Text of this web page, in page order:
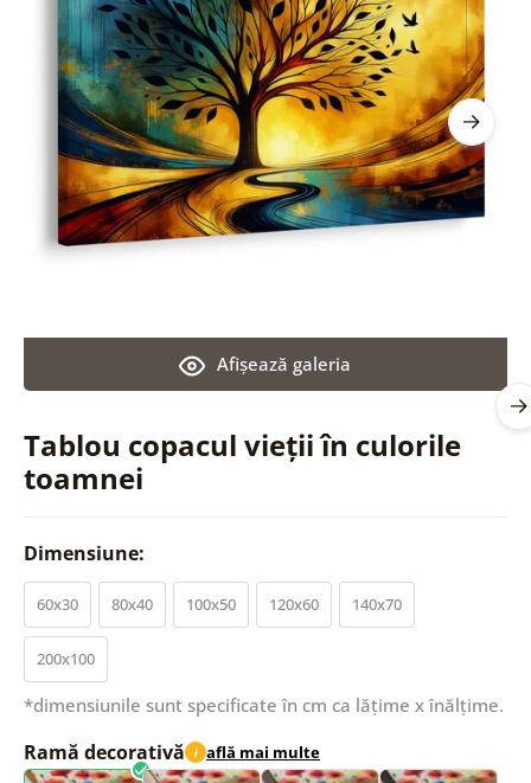
Tablou copacul vieții în culorile
toamnei
Afişează galeria
Dimensiune:
60x30 80x40 100x50 120x60 140x70
200x100
*dimensiunile sunt specificate în cm ca lățime x înălțime.
Ramă decorativă i află mai multe